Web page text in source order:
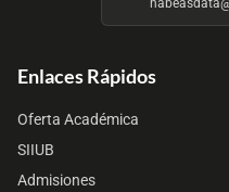
Enlaces Rápidos
Oferta Académica
SIIUB
Admisiones